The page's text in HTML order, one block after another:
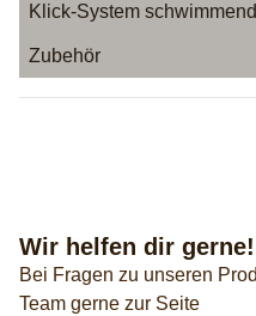
Klick-System schwimmend
Zubehör
Wir helfen dir gerne!
Bei Fragen zu unseren
Team gerne zur Seite